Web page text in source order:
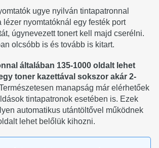
ugye nyilván tintapatronnal
lézer nyomtatóknál egy festék port
úgynevezett tonert kell majd cserélni.
olcsóbb is és tovább is kitart.
általában 135-1000 oldalt lehet
toner kazettával sokszor akár 2-
manapság már elérhetőek
tintapatronok esetében is. Ezek
automatikus utántöltővel működnek
lehet belőlük kihozni.